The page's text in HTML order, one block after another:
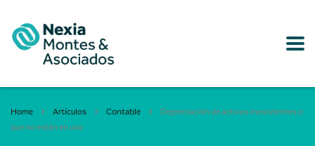
Home Artículos Contable
Depreciación de activos inexistentes o
que no están en uso